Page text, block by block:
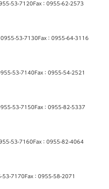
53-7120Fax：0955-62-2573
0955-53-7130 Fax：0955-64-3116
53-7140Fax：0955-54-2521
53-7150Fax：0955-82-5337
53-7160Fax：0955-82-4064
53-7170Fax：0955-58-2071